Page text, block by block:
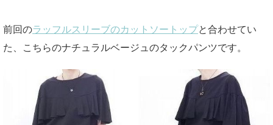
前回のラッフルスリーブのカットソートップと合わせてい
た、こちらのナチュラルベージュのタックパンツです。